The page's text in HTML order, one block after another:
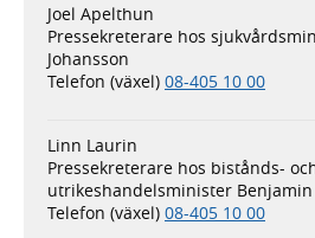
Joel Apelthun
Pressekreterare hos
Johansson
Telefon (växel) 08-405 10 00
Linn Laurin
Pressekreterare hos bistånds-
utrikeshandelsminister Benjamin
Telefon (växel) 08-405 10 00